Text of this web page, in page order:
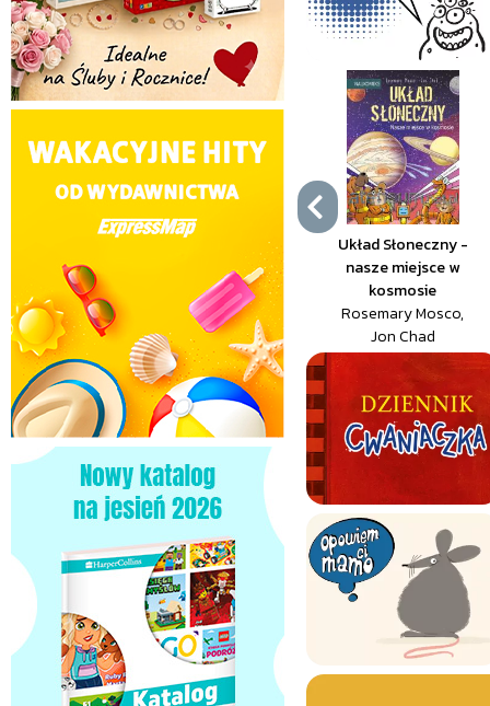
Układ Słoneczny -
nasze miejsce w
kosmosie
Rosemary Mosco,
Jon Chad